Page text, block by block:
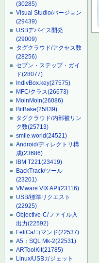
(30285)
Visual Studio/バージョン
(29439)
USBデバイス開発
(29009)
タグクラウド/アクセス数
(28256)
セブン・ステップ・ガイ
ド(28077)
IndivBox.key(27575)
MFC/クラス(26673)
MoinMoin(26086)
BitBake(25839)
タグクラウド/内部被リン
ク数(25713)
smile.world(24521)
Android/ディレクトリ構
成(23686)
IBM T221(23419)
BackTrack/ツール
(23201)
VMware VIX API(23116)
USB/標準リクエスト
(22925)
Objective-C/ファイル入
出力(22592)
FeliCa/コマンド(22537)
A5：SQL Mk-2(22531)
ARToolKit(21785)
Linux/USBガジェット